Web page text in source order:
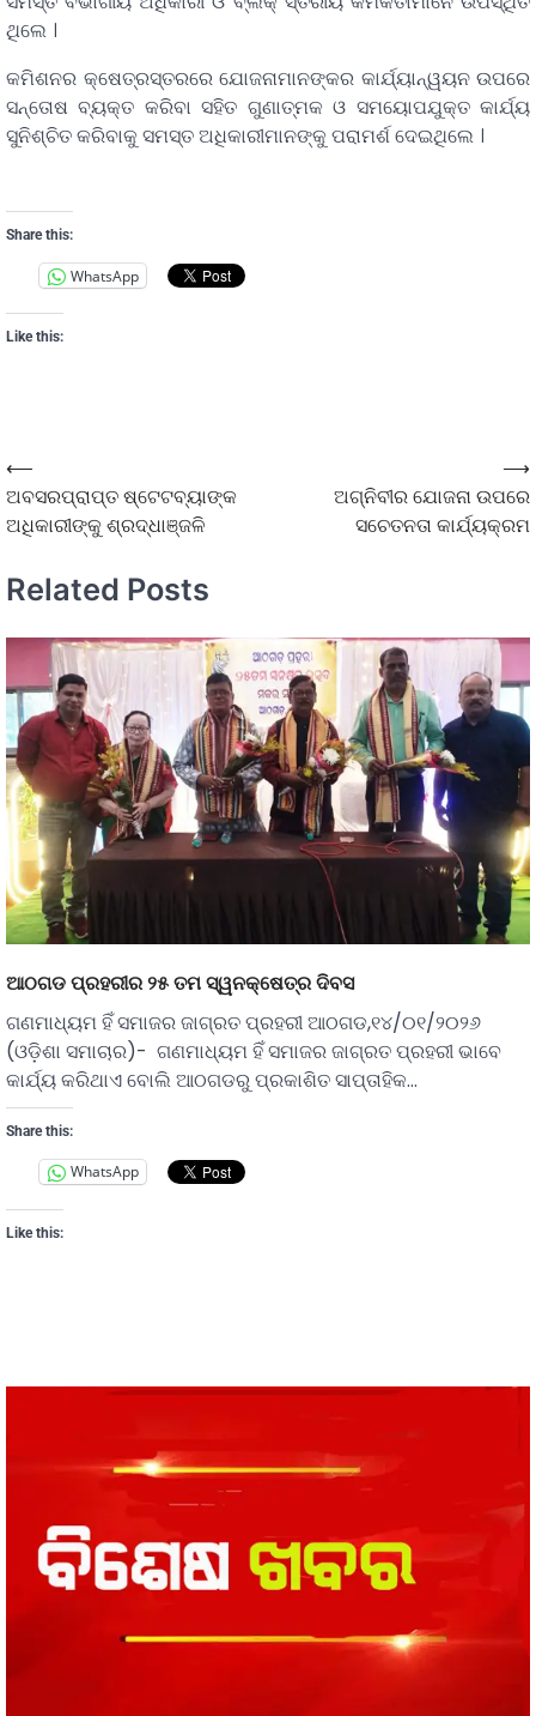
ଥିଲେ ।
କମିଶନର କ୍ଷେତ୍ରସ୍ତରରେ ଯୋଜନାମାନଙ୍କର କାର୍ଯ୍ୟାନ୍ୱୟନ ଉପରେ
ସନ୍ତୋଷ ବ୍ୟକ୍ତ କରିବା ସହିତ ଗୁଣାତ୍ମକ ଓ ସମୟୋପଯୁକ୍ତ କାର୍ଯ୍ୟ
ସୁନିଶ୍ଚିତ କରିବାକୁ ସମସ୍ତ ଅଧିକାରୀମାନଙ୍କୁ ପରାମର୍ଶ ଦେଇଥିଲେ ।
Share this:
WhatsApp
Like this:
⟵
ଅବସରପ୍ରାପ୍ତ ଷ୍ଟେଟବ୍ୟାଙ୍କ
ଅଧିକାରୀଙ୍କୁ ଶ୍ରଦ୍ଧାଞ୍ଜଳି
ଅଗ୍ନିବୀର ଯୋଜନା ଉପରେ
ସଚେତନତା କାର୍ଯ୍ୟକ୍ରମ
⟶
Related Posts
ଆଠଗଡ ପ୍ରହରୀର ୨୫ ତମ ସ୍ୱନକ୍ଷେତ୍ର ଦିବସ
ଗଣମାଧ୍ୟମ ହିଁ ସମାଜର ଜାଗ୍ରତ ପ୍ରହରୀ ଆଠଗଡ,୧୪/୦୧/୨୦୨୬
(ଓଡ଼ିଶା ସମାଚାର)- ଗଣମାଧ୍ୟମ ହିଁ ସମାଜର ଜାଗ୍ରତ ପ୍ରହରୀ ଭାବେ
କାର୍ଯ୍ୟ କରିଥାଏ ବୋଲି ଆଠଗଡରୁ ପ୍ରକାଶିତ ସାପ୍ତାହିକ…
Share this:
WhatsApp
Like this: